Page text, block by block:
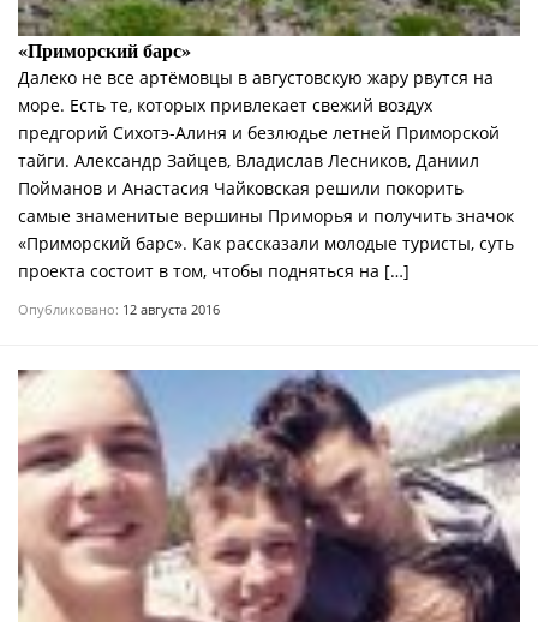
«Приморский барс»
Далеко не все артёмовцы в августовскую жару рвутся на
море. Есть те, которых привлекает свежий воздух
предгорий Сихотэ-Алиня и безлюдье летней Приморской
тайги. Александр Зайцев, Владислав Лесников, Даниил
Пойманов и Анастасия Чайковская решили покорить
самые знаменитые вершины Приморья и получить значок
«Приморский барс». Как рассказали молодые туристы, суть
проекта состоит в том, чтобы подняться на […]
Опубликовано: 12 августа 2016